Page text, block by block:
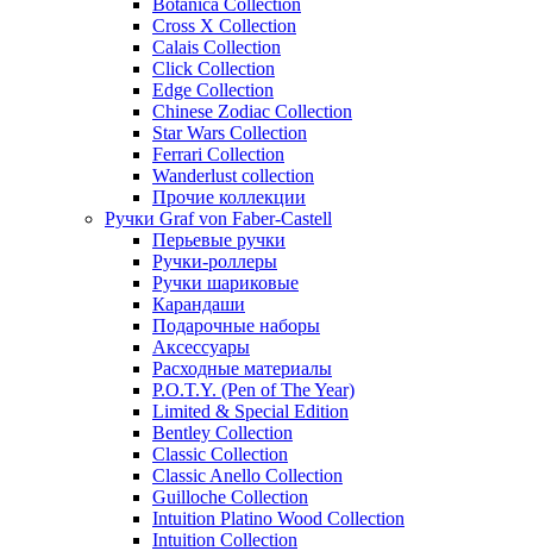
Cross X Collection
Calais Collection
Click Collection
Edge Collection
Chinese Zodiac Collection
Star Wars Collection
Ferrari Collection
Wanderlust collection
Прочие коллекции
Ручки Graf von Faber-Castell
Перьевые ручки
Ручки-роллеры
Ручки шариковые
Карандаши
Подарочные наборы
Аксессуары
Расходные материалы
P.O.T.Y. (Pen of The Year)
Limited & Special Edition
Bentley Collection
Classic Collection
Classic Anello Collection
Guilloche Collection
Intuition Platino Wood Collection
Intuition Collection